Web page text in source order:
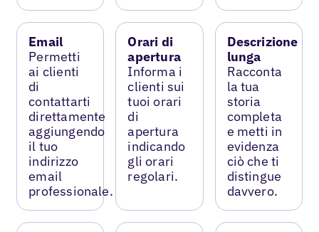
Email
Permetti
ai clienti
di
contattarti
direttamente
aggiungendo
il tuo
indirizzo
email
professionale.
Orari di
apertura
Informa i
clienti sui
tuoi orari
di
apertura
indicando
gli orari
regolari.
Descrizione
lunga
Racconta
la tua
storia
completa
e metti in
evidenza
ciò che ti
distingue
davvero.